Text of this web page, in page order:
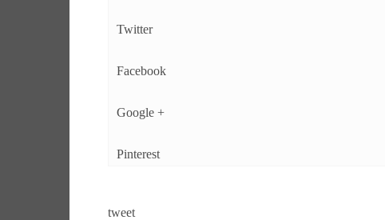
Twitter
Facebook
Google +
Pinterest
tweet